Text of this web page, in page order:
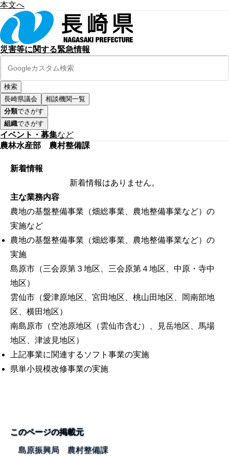
本文へ
災害等に関する緊急情報
長崎県議会
相談機関一覧
分類でさがす
組織でさがす
イベント・募集など
農林水産部 農村整備課
新着情報
新着情報はありません。
主な業務内容
農地の基盤整備事業（畑総事業、農地整備事業など）の
実施など
農地の基盤整備事業（畑総事業、農地整備事業など）の
実施
島原市（三会原第３地区、三会原第４地区、中原・寺中
地区）
雲仙市（愛津原地区、宮田地区、桃山田地区、岡南部地
区、横田地区）
南島原市（空池原地区（雲仙市含む）、見岳地区、馬場
地区、津波見地区）
上記事業に関連するソフト事業の実施
県単小規模改修事業の実施
このページの掲載元
島原振興局 農村整備課